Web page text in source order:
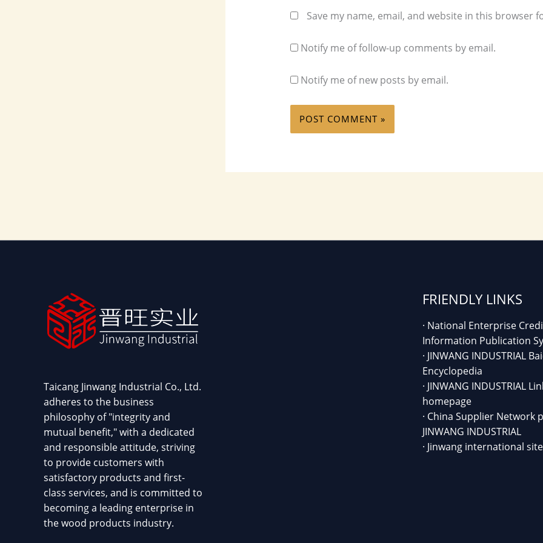
Save my name, email, and website in this browser
Notify me of follow-up comments by email.
Notify me of new posts by email.
Taicang Jinwang Industrial Co., Ltd.
adheres to the business
philosophy of "integrity and
mutual benefit," with a dedicated
and responsible attitude, striving
to provide customers with
satisfactory products and first-
class services, and is committed to
becoming a leading enterprise in
the wood products industry.
FRIENDLY LINKS
· National Enterprise
Information Publication
· JINWANG INDUSTRIAL
Encyclopedia
· JINWANG INDUSTRIAL
homepage
· China Supplier Network
JINWANG INDUSTRIAL
· Jinwang international site